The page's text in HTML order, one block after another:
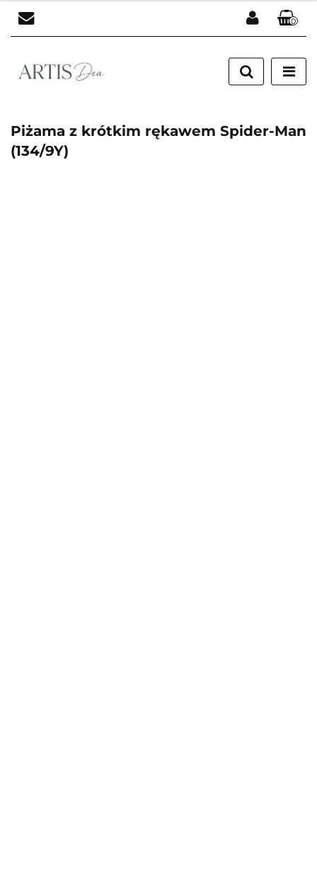
Zaloguj się
Zarejestruj się
0
Piżama z krótkim rękawem Spider-Man
(134/9Y)